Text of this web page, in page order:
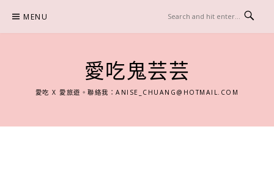
content
MENU
愛吃鬼芸芸
愛吃 X 愛旅遊。聯絡我：ANISE_CHUANG@HOTMAIL.COM